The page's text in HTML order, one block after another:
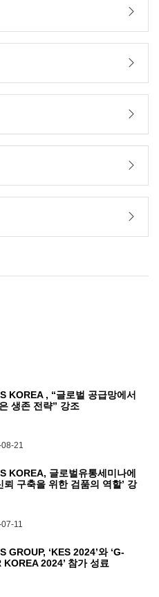
KOREA , “글로벌 공급망에서
생존 전략” 강조
21
KOREA, 글로벌유통세미나에
뢰 구축을 위한 검품의 역할’ 강
11
GROUP, ‘KES 2024’와 ‘G-
KOREA 2024’ 참가 성료